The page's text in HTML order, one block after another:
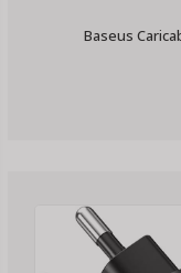
Baseus